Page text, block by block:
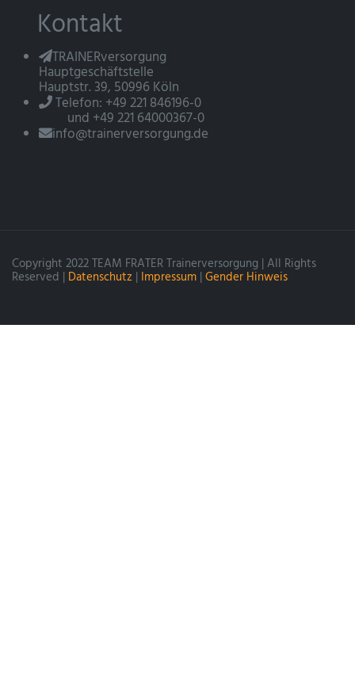
Kontakt
TRAINERversorgung
Hauptgeschäftstelle
Hauptstr. 39, 50996 Köln
Telefon: +49 221 846196-0
und +49 221 64000367-0
info@trainerversorgung.de
Copyright 2022 TEAM FRATER Trainerversorgung | All Rights
Reserved | Datenschutz | Impressum | Gender Hinweis